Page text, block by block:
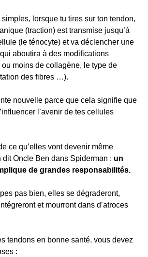
lorsque tu tires sur ton tendon,
(traction) est transmise jusqu’à
(le ténocyte) et va déclencher une
aboutira à des modifications
moins de collagène, le type de
des fibres …).
nouvelle parce que cela signifie que
l’avenir de tes cellules
ce qu’elles vont devenir même
dit Oncle Ben dans Spiderman : un
de grandes responsabilités.
pas bien, elles se dégraderont,
et mourront dans d’atroces
tendons en bonne santé, vous devez
: